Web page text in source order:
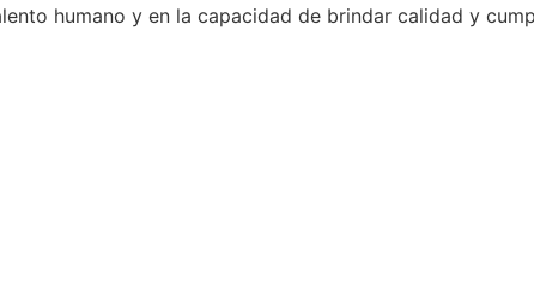
humano y en la capacidad de brindar calidad y